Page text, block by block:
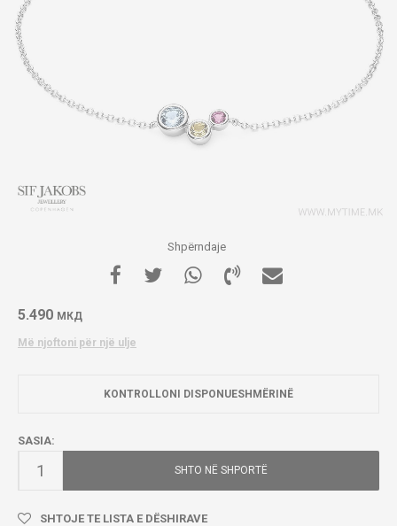
Shpërndaje
5.490 МКД
Më njoftoni për një ulje
KONTROLLONI DISPONUESHMËRINË
SASIA:
SHTO NË SHPORTË
SHTOJE TE LISTA E DËSHIRAVE